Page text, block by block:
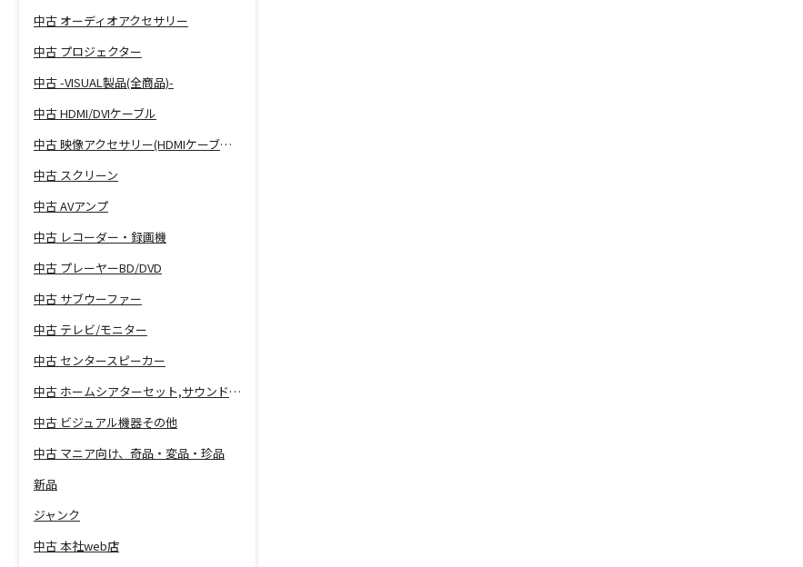
中古 オーディオアクセサリー
中古 プロジェクター
中古 -VISUAL製品(全商品)-
中古 HDMI/DVIケーブル
中古 映像アクセサリー(HDMIケーブル等)
中古 スクリーン
中古 AVアンプ
中古 レコーダー・録画機
中古 プレーヤーBD/DVD
中古 サブウーファー
中古 テレビ/モニター
中古 センタースピーカー
中古 ホームシアターセット,サウンドバー
中古 ビジュアル機器その他
中古 マニア向け、奇品・変品・珍品
新品
ジャンク
中古 本社web店